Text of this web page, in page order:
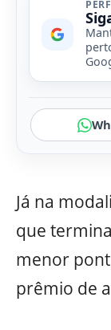
Já na
que
menor
prêmio de